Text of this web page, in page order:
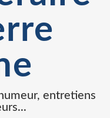
entretiens